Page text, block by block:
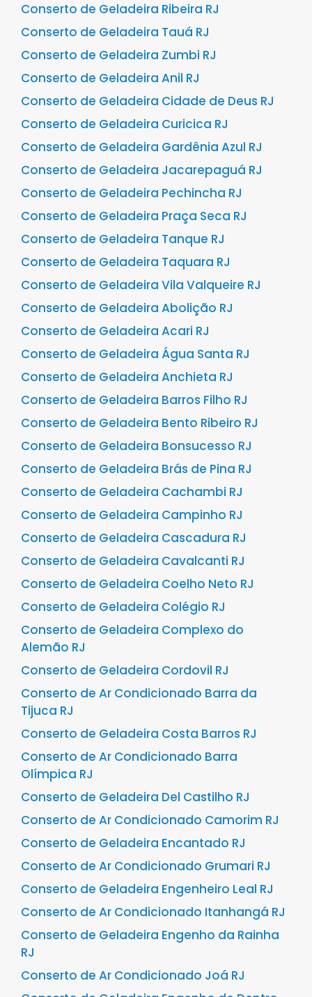
Conserto de Geladeira Ribeira RJ
Conserto de Geladeira Tauá RJ
Conserto de Geladeira Zumbi RJ
Conserto de Geladeira Anil RJ
Conserto de Geladeira Cidade de Deus RJ
Conserto de Geladeira Curicica RJ
Conserto de Geladeira Gardênia Azul RJ
Conserto de Geladeira Jacarepaguá RJ
Conserto de Geladeira Pechincha RJ
Conserto de Geladeira Praça Seca RJ
Conserto de Geladeira Tanque RJ
Conserto de Geladeira Taquara RJ
Conserto de Geladeira Vila Valqueire RJ
Conserto de Geladeira Abolição RJ
Conserto de Geladeira Acari RJ
Conserto de Geladeira Água Santa RJ
Conserto de Geladeira Anchieta RJ
Conserto de Geladeira Barros Filho RJ
Conserto de Geladeira Bento Ribeiro RJ
Conserto de Geladeira Bonsucesso RJ
Conserto de Geladeira Brás de Pina RJ
Conserto de Geladeira Cachambi RJ
Conserto de Geladeira Campinho RJ
Conserto de Geladeira Cascadura RJ
Conserto de Geladeira Cavalcanti RJ
Conserto de Geladeira Coelho Neto RJ
Conserto de Geladeira Colégio RJ
Conserto de Geladeira Complexo do
Alemão RJ
Conserto de Geladeira Cordovil RJ
Conserto de Ar Condicionado Barra da
Tijuca RJ
Conserto de Geladeira Costa Barros RJ
Conserto de Ar Condicionado Barra
Olímpica RJ
Conserto de Geladeira Del Castilho RJ
Conserto de Ar Condicionado Camorim RJ
Conserto de Geladeira Encantado RJ
Conserto de Ar Condicionado Grumari RJ
Conserto de Geladeira Engenheiro Leal RJ
Conserto de Ar Condicionado Itanhangá RJ
Conserto de Geladeira Engenho da Rainha
RJ
Conserto de Ar Condicionado Joá RJ